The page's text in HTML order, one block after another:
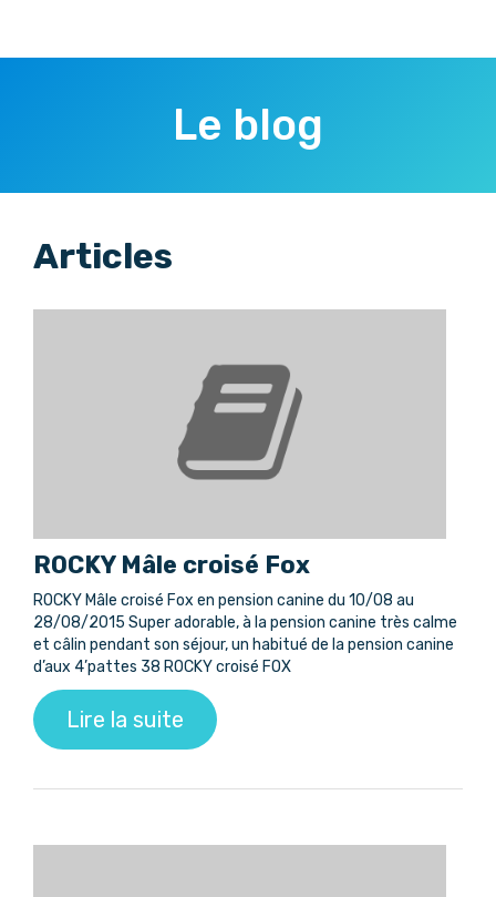
Le blog
Articles
ROCKY Mâle croisé Fox
ROCKY Mâle croisé Fox en pension canine du 10/08 au
28/08/2015 Super adorable, à la pension canine très calme
et câlin pendant son séjour, un habitué de la pension canine
d’aux 4’pattes 38 ROCKY croisé FOX
Lire la suite